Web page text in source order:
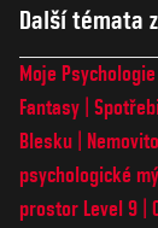
Další témata
Moje Psychologie
Fantasy
Blesku
psychologické
prostor Level 9